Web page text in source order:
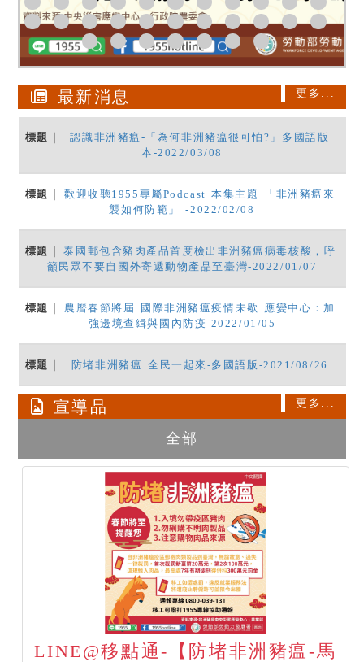
最新消息 更多...
認識非洲豬瘟-「為何非洲豬瘟很可怕?」多國語版
本-2022/03/08
歡迎收聽1955專屬Podcast 本集主題 「非洲豬瘟來
襲如何防範」 -2022/02/08
泰國郵包含豬肉產品首度檢出非洲豬瘟病毒核酸，呼
籲民眾不要自國外寄遞動物產品至臺灣-2022/01/07
農曆春節將屆 國際非洲豬瘟疫情未歇 應變中心：加
強邊境查緝與國內防疫-2022/01/05
防堵非洲豬瘟 全民一起來-多國語版-2021/08/26
宣導品 更多...
全部
LINE@移點通-【防堵非洲豬瘟-馬